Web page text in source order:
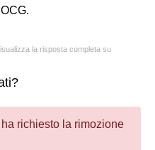
la risposta completa su
richiesto la rimozione